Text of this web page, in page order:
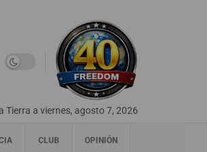
Tierra a viernes, agosto 7, 2026
CLUB OPINIÓN